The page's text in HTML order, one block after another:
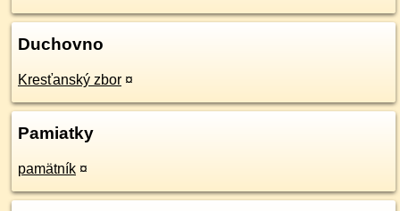
Duchovno
Kresťanský zbor ¤
Pamiatky
pamätník ¤